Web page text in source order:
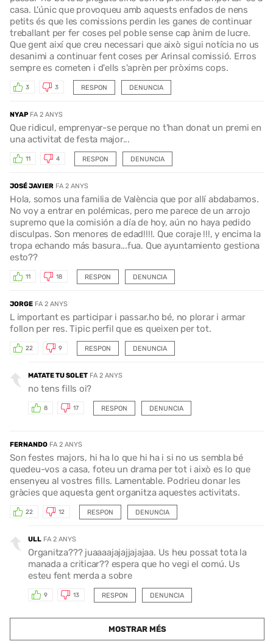
casa. L'únic que provoqueu amb aquests enfados de nens
petits és que les comissions perdin les ganes de continuar
treballant per fer coses pel poble sense cap ànim de lucre.
Que gent així que creu necessari que això sigui notícia no us
desanimi a continuar fent coses per Arinsal comissió. Erros
sempre es cometen i d'ells s'aprèn per pròxims cops.
RESPON
3 3 DENUNCIA
NYAP FA 2 ANYS
Que ridicul, emprenyar-se perque no t'han donat un premi en
una activitat de festa major...
RESPON
11 4 DENUNCIA
JOSÉ JAVIER FA 2 ANYS
Hola, somos una familia de València que por allí abdabamos.
No voy a entrar en polémicas, pero me parece de un arrojo
supremo que la comisión a día de hoy, aún no haya pedido
disculpas. Son menores de edad!!!!. Que coraje !!!, y encima la
tropa echando más basura...fua. Que ayuntamiento gestiona
esto??
RESPON
11 18 DENUNCIA
JORGE FA 2 ANYS
L important es participar i passar.ho bé, no plorar i armar
follon per res. Tipic perfil que es queixen per tot.
RESPON
22 9 DENUNCIA
MATATE TU SOLET FA 2 ANYS
no tens fills oi?
RESPON
8 17 DENUNCIA
FERNANDO FA 2 ANYS
Son festes majors, hi ha lo que hi ha i si no us sembla bé
quedeu-vos a casa, foteu un drama per tot i això es lo que
ensenyeu al vostres fills. Lamentable. Podrieu donar les
gràcies que aquesta gent organitza aquestes activitats.
RESPON
22 12 DENUNCIA
ULL FA 2 ANYS
Organitza??? juaaaajajajjajajaa. Us heu possat tota la
manada a criticar?? espera que ho vegi el comú. Us
esteu fent merda a sobre
RESPON
9 13 DENUNCIA
MOSTRAR MÉS